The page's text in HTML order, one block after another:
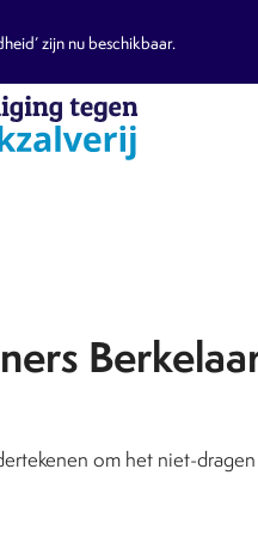
zijn nu beschikbaar.
om het niet-